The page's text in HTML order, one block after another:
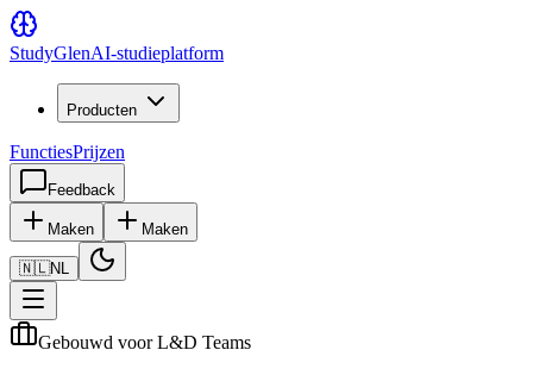
StudyGlenAI-studieplatform
Producten
FunctiesPrijzen
Feedback
Maken Maken
🇳🇱NL
Gebouwd voor L&D Teams